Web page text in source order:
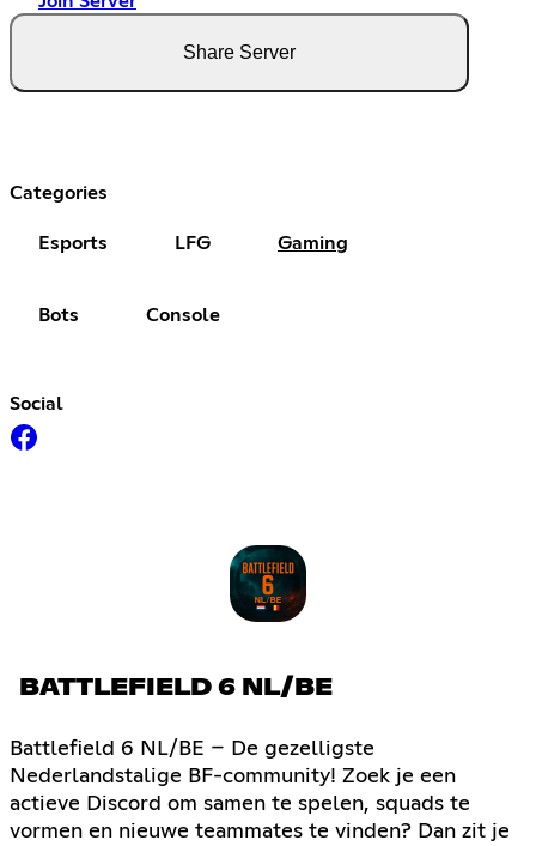
Share Server
Categories
Esports LFG Gaming
Bots Console
Social
BATTLEFIELD 6 NL/BE
Battlefield 6 NL/BE – De gezelligste
Nederlandstalige BF-community! Zoek je een
actieve Discord om samen te spelen, squads te
vormen en nieuwe teammates te vinden? Dan zit je